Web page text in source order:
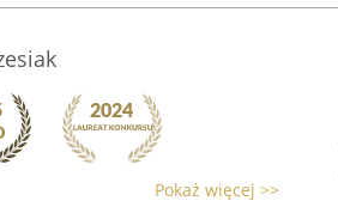
Pokaż więcej >>